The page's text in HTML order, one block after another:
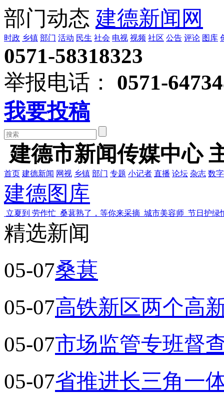
部门动态 建德新闻网
时政 乡镇 部门 活动 民生 社会 电视 视频 社区 公告 评论 图库
0571-58318323
举报电话：
0571-
我要投稿
建德市新闻传媒中心
首页 建德新闻 网视 乡镇 部门 专题 小记者 直播 论坛 杂志 数
建德图库
立夏到 劳作忙 桑葚熟了，等你来采摘 城市美容师 节日护绿
精选新闻
05-07桑葚
05-07高铁新区两个高
05-07市场监管专班督
05-07省推进长三角一